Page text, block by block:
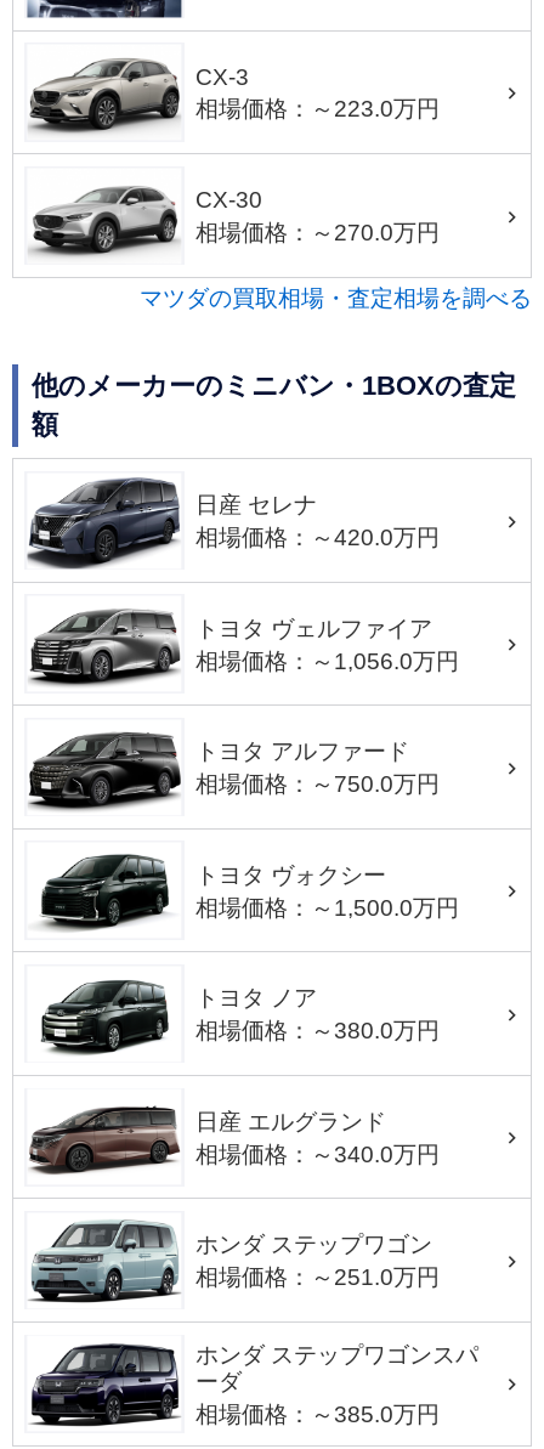
CX-3
相場価格：～223.0万円
CX-30
相場価格：～270.0万円
マツダの買取相場・査定相場を調べる
他のメーカーのミニバン・1BOXの査定
額
日産 セレナ
相場価格：～420.0万円
トヨタ ヴェルファイア
相場価格：～1,056.0万円
トヨタ アルファード
相場価格：～750.0万円
トヨタ ヴォクシー
相場価格：～1,500.0万円
トヨタ ノア
相場価格：～380.0万円
日産 エルグランド
相場価格：～340.0万円
ホンダ ステップワゴン
相場価格：～251.0万円
ホンダ ステップワゴンスパ
ーダ
相場価格：～385.0万円